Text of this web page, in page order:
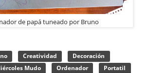
de papá tuneado por Bruno
Creatividad
Decoración
Mudo Ordenador
Portatil